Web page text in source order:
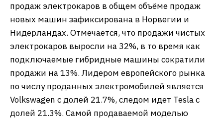
продаж электрокаров в общем объёме продаж
новых машин зафиксирована в Норвегии и
Нидерландах. Отмечается, что продажи чистых
электрокаров выросли на 32%, в то время как
подключаемые гибридные машины сократили
продажи на 13%. Лидером европейского рынка
по числу проданных электромобилей является
Volkswagen с долей 21.7%, следом идет Tesla с
долей 21.3%. Самой продаваемой моделью